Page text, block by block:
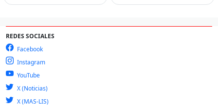
REDES SOCIALES
Facebook
Instagram
YouTube
X (Noticias)
X (MAS-LIS)